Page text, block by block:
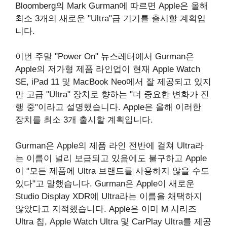
Bloomberg의 Mark Gurman에 따르면 Apple은 올해
최소 3개의 새로운 "Ultra"급 기기를 출시할 계획입
니다.
이번 주말 "Power On" 뉴스레터에서 Gurman은
Apple의 저가형 제품 라인업이 현재 Apple Watch
SE, iPad 11 및 MacBook Neo에서 잘 제공되고 있지
만 고급 "Ultra" 장치로 향하는 "더 중요한 변화가 진
행 중"이라고 설명했습니다. Apple은 올해 이러한
장치를 최소 3개 출시할 계획입니다.
Gurman은 Apple의 제품 라인 전반에 걸쳐 Ultra라
는 이름이 널리 보급되고 있음에도 불구하고 Apple
이 "모든 제품에 Ultra 브랜드를 사용하지 않을 수도
있다"고 말했습니다. Gurman은 Apple이 새로운
Studio Display XDR에 Ultra라는 이름을 채택하지
않았다고 지적했습니다. Apple은 이미 M 시리즈
Ultra 칩, Apple Watch Ultra 및 CarPlay Ultra를 제공